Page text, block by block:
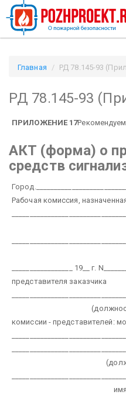
Главная РД 78.145-93
РД 78.145-93
ПРИЛОЖЕНИЕ 17
АКТ (форма) о
средств
Рабочая комиссия,
_________________ 19__ г.
представителя заказчика
(должность,
комиссии - представителей:
(должность,
имя,